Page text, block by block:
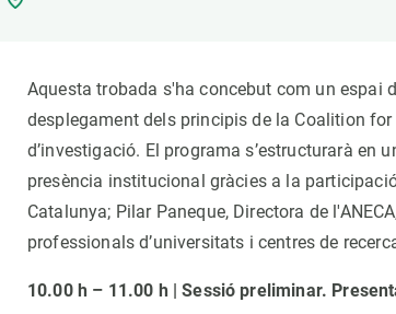
Aquesta trobada s'ha concebut com un espai
desplegament dels principis de la Coalition
d’investigació. El programa s’estructurarà
presència institucional gràcies a la
Catalunya; Pilar Paneque, Directora de
professionals d’universitats i centres de
10.00 h – 11.00 h | Sessió preliminar.
Ciència oberta i gestió del coneixement
Documentació